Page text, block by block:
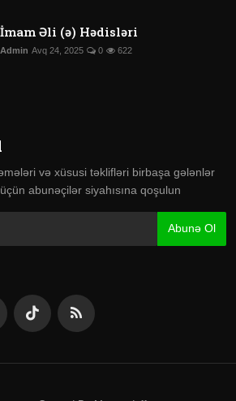
İmam Əli (ə) Hədisləri
Admin Avq 24, 2025 0 622
və xüsusi təklifləri birbaşa gələnlər
abunəçilər siyahısına qoşulun
Abunə Ol